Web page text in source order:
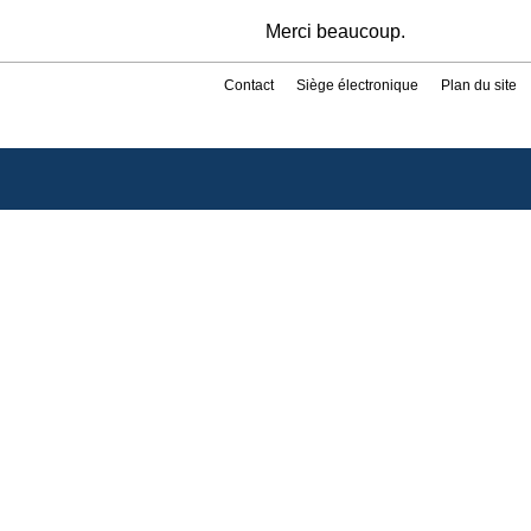
Merci beaucoup.
Contact Siège électronique Plan du site